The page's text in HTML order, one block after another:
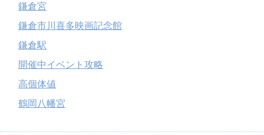
鎌倉宮
鎌倉市川喜多映画記念館
鎌倉駅
開催中イベント攻略
高個体値
鶴岡八幡宮